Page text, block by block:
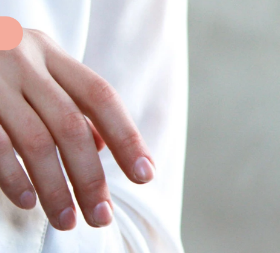
社群媒體
全預約制，請透過LINE@或臉書粉專私訊